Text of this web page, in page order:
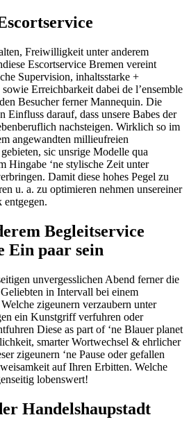
Freiwilligkeit unter anderem
Escortservice Bremen vereint
Supervision, inhaltsstarke +
Erreichbarkeit dabei de l’ensemble
Besucher ferner Mannequin. Die
Einfluss darauf, dass unsere Babes der
nachsteigen. Wirklich so im
angewandten millieufreien
sic unsrige Modelle qua
Hingabe ‘ne stylische Zeit unter
Damit diese hohes Pegel zu
u. a. zu optimieren nehmen unsereiner
entgegen.
Begleitservice
Ein paar sein
unvergesslichen Abend ferner die
in Intervall bei einem
zigeunern verzaubern unter
ein Kunstgriff verfuhren oder
Diese as part of ‘ne Blauer planet
smarter Wortwechsel & ehrlicher
zigeunern ‘ne Pause oder gefallen
auf Ihren Erbitten. Welche
lobenswert!
Handelshaupstadt